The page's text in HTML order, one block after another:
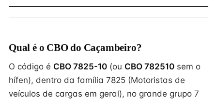
Qual é o CBO do Caçambeiro?
O código é CBO 7825-10 (ou CBO 782510 sem o
hífen), dentro da família 7825 (Motoristas de
veículos de cargas em geral), no grande grupo 7